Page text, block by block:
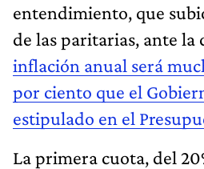
entendimiento, que
de las paritarias, ante la
inflación anual será
por ciento que el
estipulado en el
La primera cuota, del